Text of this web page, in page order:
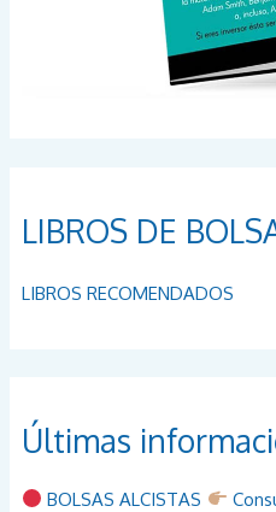
LIBROS DE
LIBROS RECOMENDADOS
Últimas
BOLSAS ALCISTAS